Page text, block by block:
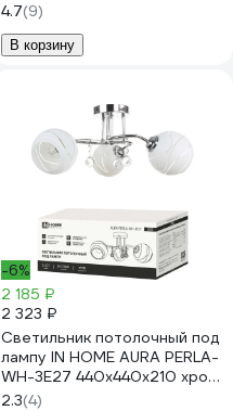
4.7(9)
В корзину
-6%
2 185 ₽
2 323 ₽
Светильник потолочный под
лампу IN HOME AURA PERLA-
WH-3E27 440x440x210 хром
4690612058078
2.3(4)